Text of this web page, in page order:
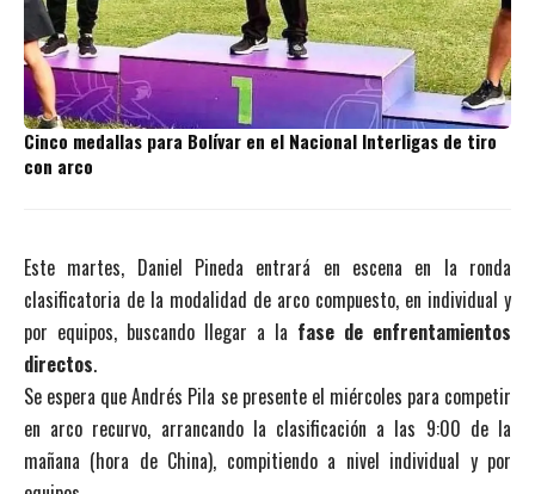
Cinco medallas para Bolívar en el Nacional Interligas de tiro
con arco
Este martes, Daniel Pineda entrará en escena en la ronda
clasificatoria de la modalidad de arco compuesto, en individual y
por equipos, buscando llegar a la fase de enfrentamientos
directos.
Se espera que Andrés Pila se presente el miércoles para competir
en arco recurvo, arrancando la clasificación a las 9:00 de la
mañana (hora de China), compitiendo a nivel individual y por